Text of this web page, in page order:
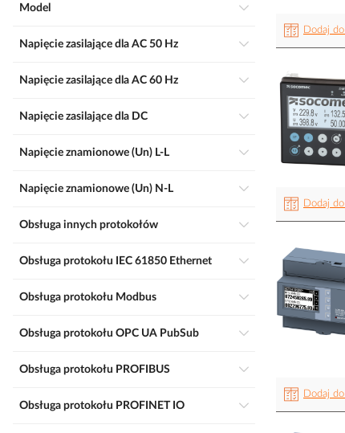
Dodaj
Dodaj
Dodaj
Model
Napięcie zasilające dla AC 50 Hz
Napięcie zasilające dla AC 60 Hz
Napięcie zasilające dla DC
Napięcie znamionowe (Un) L-L
Napięcie znamionowe (Un) N-L
Obsługa innych protokołów
Obsługa protokołu IEC 61850 Ethernet
Obsługa protokołu Modbus
Obsługa protokołu OPC UA PubSub
Obsługa protokołu PROFIBUS
Obsługa protokołu PROFINET IO